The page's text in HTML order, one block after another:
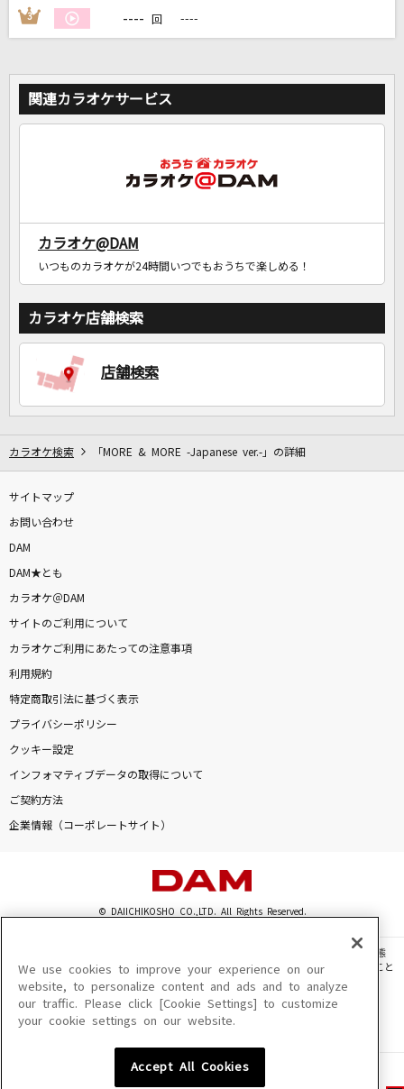
3 ---- 回 ----
関連カラオケサービス
カラオケ@DAM
いつものカラオケが24時間いつでもおうちで楽しめる！
カラオケ店舗検索
店舗検索
カラオケ検索 「MORE & MORE -Japanese ver.-」の詳細
サイトマップ
お問い合わせ
DAM
DAM★とも
カラオケ＠DAM
サイトのご利用について
カラオケご利用にあたっての注意事項
利用規約
特定商取引法に基づく表示
プライバシーポリシー
クッキー設定
インフォマティブデータの取得について
ご契約方法
企業情報（コーポレートサイト）
© DAIICHIKOSHO CO.,LTD. All Rights Reserved.
このサイトに掲載されている一切の文章・画像・写真・動画・音声等を、手段や形態
を問わず、著作権法の定める範囲を超えて無断で複製、転載、ファイル化などすること
を禁じます。
楽曲及びコンテンツは、機種によりご利用いただけない場合があります。
楽曲及びコンテンツの配信日、配信内容が変更になる場合があります。
We use cookies to improve your experience on our
website, to personalize content and ads and to analyze
our traffic. Please click [Cookie Settings] to customize
your cookie settings on our website.
Accept All Cookies